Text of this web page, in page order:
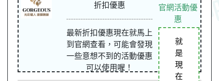
折扣優惠
最新折扣優惠現在就馬上
到官網查看，可能會發現
一些意想不到的活動優惠
可以使用喔！
官網活動優
惠
就
是
現
在